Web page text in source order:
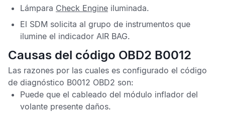
Lámpara Check Engine iluminada.
El SDM solicita al grupo de instrumentos que
ilumine el indicador AIR BAG.
Causas del código OBD2 B0012
Las razones por las cuales es configurado el código
de diagnóstico B0012 OBD2 son:
Puede que el cableado del módulo inflador del
volante presente daños.